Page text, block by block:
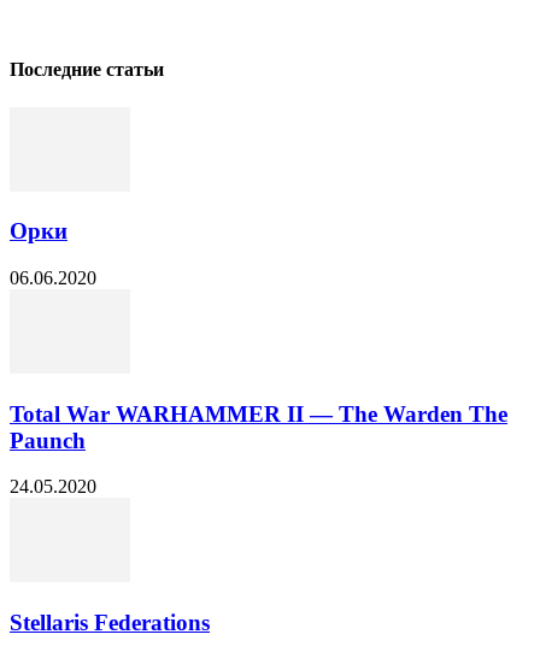
Последние статьи
Орки
06.06.2020
Total War WARHAMMER II — The Warden The
Paunch
24.05.2020
Stellaris Federations